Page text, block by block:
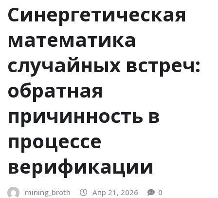
Синергетическая
математика
случайных встреч:
обратная
причинность в
процессе
верификации
mining_broth Апр 21, 2026 0